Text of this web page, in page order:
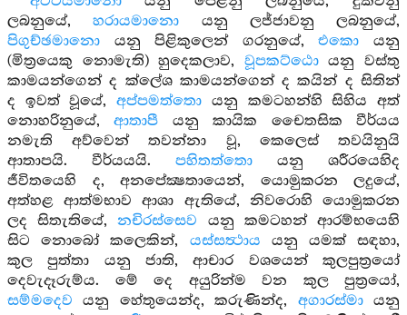
ලබනුයේ,හරායමානො යනු ලජ්ජාවනු ලබනුයේ,
පිගුච්ඡමානො යනු පිළිකුලෙන් ගරනුයේ,එකො යනු
(මිත්‍රයෙකු නොමැති) හුදෙකලාව, වූපකට්ඨොයනු වස්තු
කාමයන්ගෙන් ද ක්ලේශ කාමයන්ගෙන් ද කයින් ද සිතින්
ද ඉවත් වූයේ,අප්පමත්තො යනු කමටහන්හි සිහිය අත්
නොහරිනුයේ,ආතාපී යනු කායික චෛතසික වීර්යය
නමැති අව්වෙන් තවන්නා වූ, කෙලෙස් තවයිනුයි
ආතාපයි. වීර්යයයි. පහිතත්තො යනු ශරීරයෙහිද
ජීවිතයෙහි ද, අනපේක්‍ෂතායෙන්, යොමුකරන ලදුයේ,
අත්හළ ආත්මභාව ආශා ඇතියේ, නිවරොහි යොමුකරන
ලද සිතැතියේ,නචිරස්සෙව යනු කමටහන් ආරම්භයෙහි
සිට නොබෝ කලෙකින්, යස්සත්‍ථාය යනු යමක් සඳහා,
කුල පුත්තා යනු ජාති, ආචාර වශයෙන් කුලපුත්‍රයෝ
දෙවැදෑරුම්ය. මේ දෙ අයුරින්ම වන කුල පුත්‍රයෝ,
සම්මදෙව යනු හේතුයෙන්ද, කරුණින්ද, අගාරස්මායනු